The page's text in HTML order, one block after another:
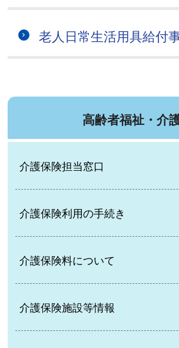
老人日常生活用具給付
高齢者福祉・介
介護保険担当窓口
介護保険利用の手続き
介護保険料について
介護保険施設等情報